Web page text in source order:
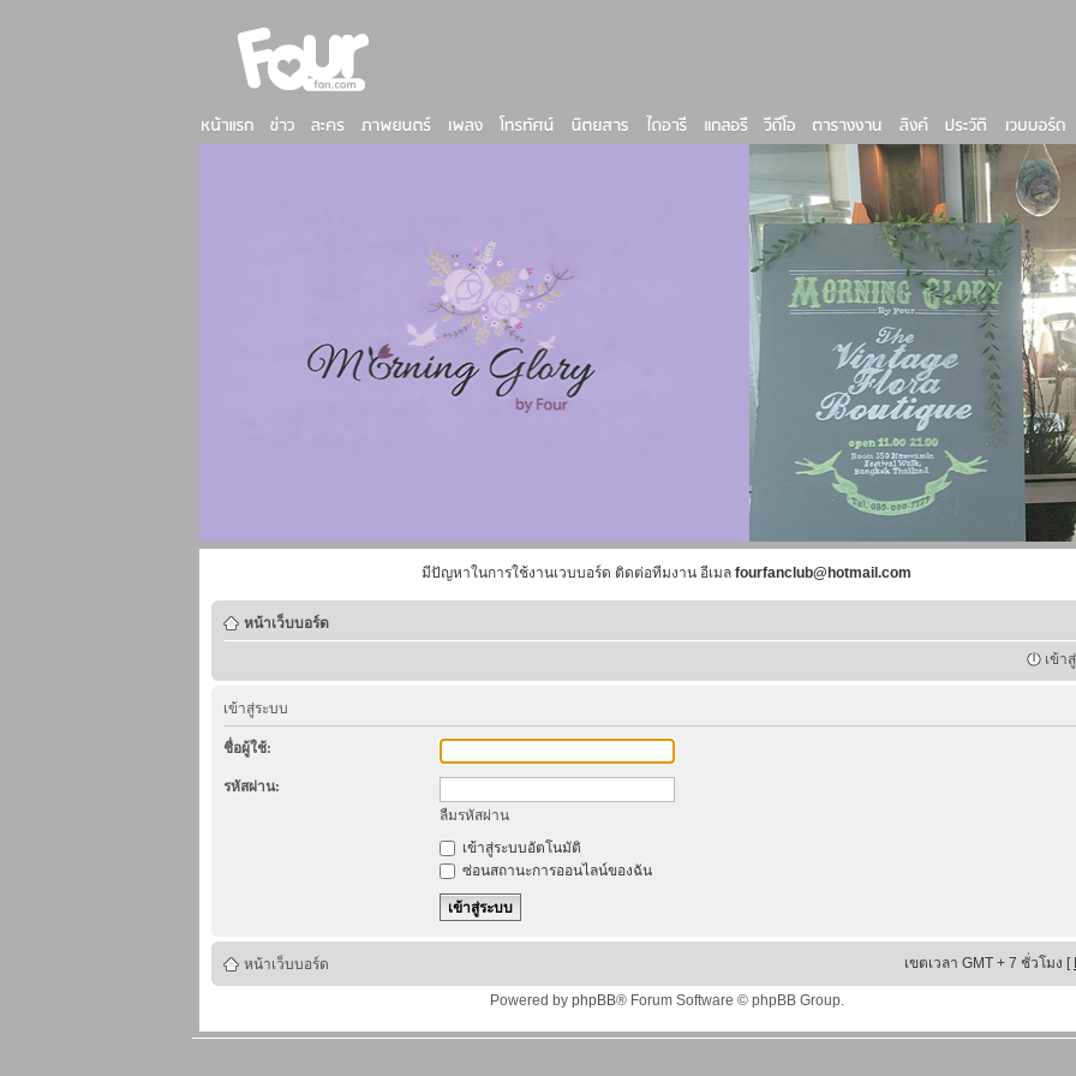
มีปัญหาในการใช้งานเวบบอร์ด ติดต่อทีมงาน อีเมล fourfanclub@hotmail.com
หน้าเว็บบอร์ด
เข้า
เข้าสู่ระบบ
ชื่อผู้ใช้:
รหัสผ่าน:
ลืมรหัสผ่าน
เข้าสู่ระบบอัตโนมัติ
ซ่อนสถานะการออนไลน์ของฉัน
หน้าเว็บบอร์ด เขตเวลา GMT + 7 ชั่วโมง [
Powered by phpBB® Forum Software © phpBB Group.